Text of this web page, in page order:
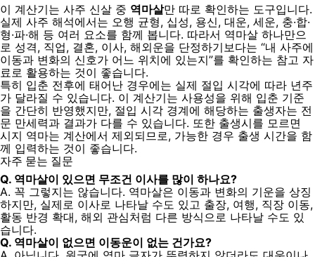
이 계산기는 사주 신살 중 역마살만 따로 확인하는 도구입니다.
실제 사주 해석에서는 오행 균형, 십성, 용신, 대운, 세운, 충·합·
형·파·해 등 여러 요소를 함께 봅니다. 따라서 역마살 하나만으
로 성격, 직업, 결혼, 이사, 해외운을 단정하기보다는 “내 사주에
이동과 변화의 신호가 어느 위치에 있는지”를 확인하는 참고 자
료로 활용하는 것이 좋습니다.
특히 입춘 전후에 태어난 경우에는 실제 절입 시각에 따라 년주
가 달라질 수 있습니다. 이 계산기는 사용성을 위해 입춘 기준
을 간단히 반영했지만, 절입 시각 경계에 해당하는 출생자는 전
문 만세력과 결과가 다를 수 있습니다. 또한 출생시를 모르면
시지 역마는 계산에서 제외되므로, 가능한 경우 출생 시간을 함
께 입력하는 것이 좋습니다.
자주 묻는 질문
Q. 역마살이 있으면 무조건 이사를 많이 하나요?
A. 꼭 그렇지는 않습니다. 역마살은 이동과 변화의 기운을 상징
하지만, 실제로 이사로 나타날 수도 있고 출장, 여행, 직장 이동,
활동 반경 확대, 해외 관심처럼 다른 방식으로 나타날 수도 있
습니다.
Q. 역마살이 없으면 이동운이 없는 건가요?